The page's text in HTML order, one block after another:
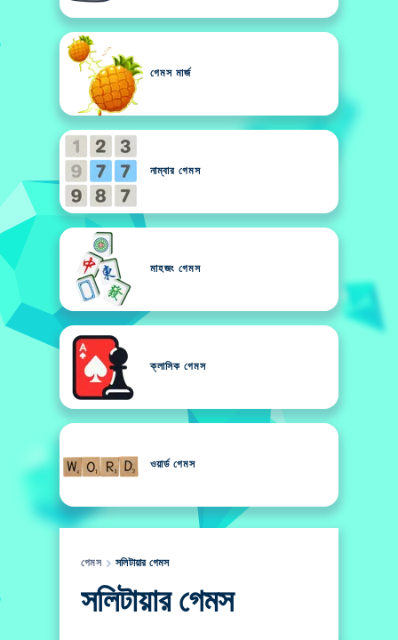
গেমস মার্জ
নাম্বার গেমস
মাহজং গেমস
ক্লাসিক গেমস
ওয়ার্ড গেমস
গেমস সলিটায়ার গেমস
সলিটায়ার গেমস